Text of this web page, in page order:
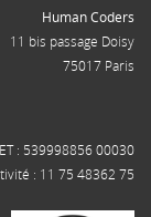
Human Coders
11 bis passage Doisy
75017 Paris
: 539998856 00030
: 11 75 48362 75